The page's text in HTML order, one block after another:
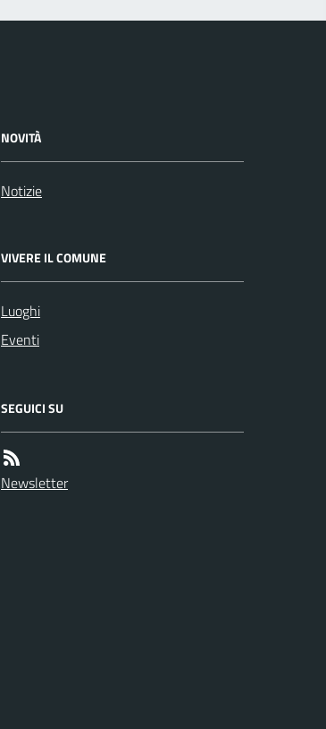
NOVITÀ
Notizie
VIVERE IL COMUNE
Luoghi
Eventi
SEGUICI SU
Newsletter